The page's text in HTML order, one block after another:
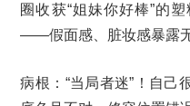
圈收获“姐妹你好棒”的
——假面感、脏妆感暴露无
病根：“当局者迷”！自己